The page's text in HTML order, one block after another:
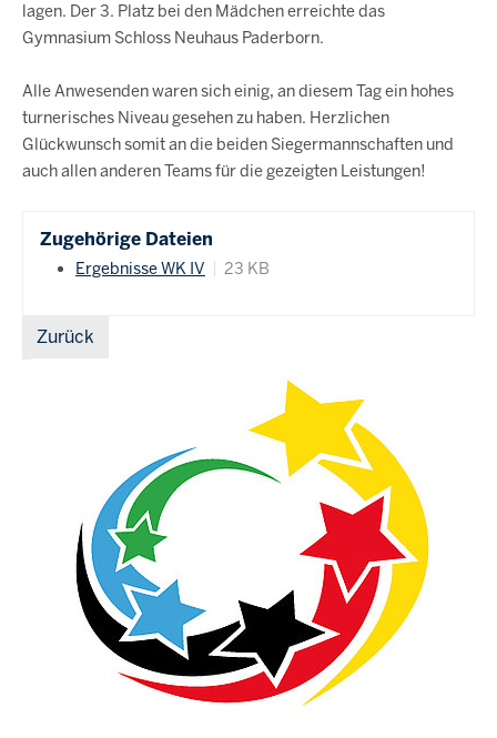
lagen. Der 3. Platz bei den Mädchen erreichte das
Gymnasium Schloss Neuhaus Paderborn.
Alle Anwesenden waren sich einig, an diesem Tag ein hohes
turnerisches Niveau gesehen zu haben. Herzlichen
Glückwunsch somit an die beiden Siegermannschaften und
auch allen anderen Teams für die gezeigten Leistungen!
Zugehörige Dateien
Ergebnisse WK IV 23 KB
Zurück